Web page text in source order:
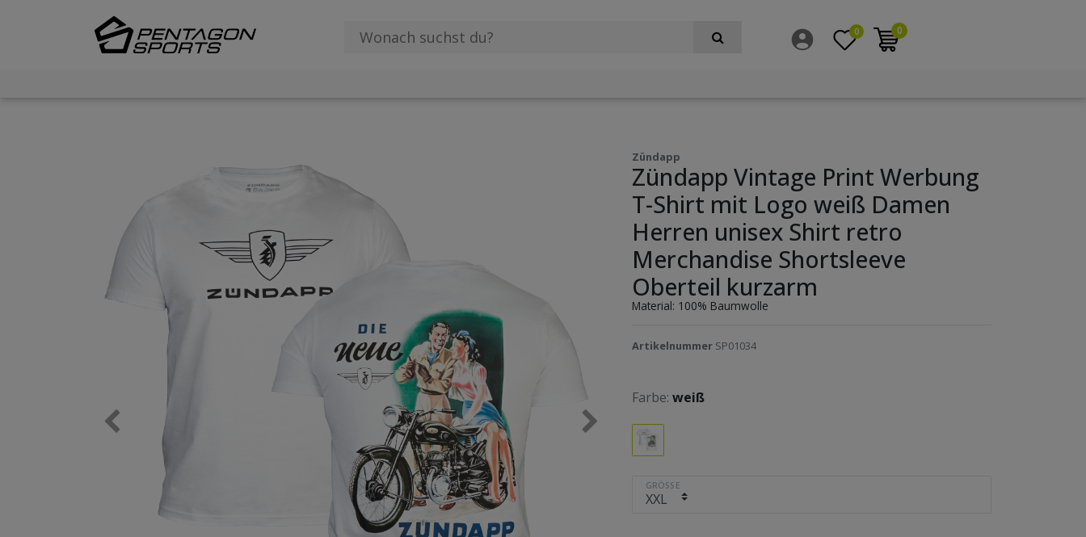
0 0
Zündapp
Zündapp Vintage Print Werbung
T-Shirt mit Logo weiß Damen
Herren unisex Shirt retro
Merchandise Shortsleeve
Oberteil kurzarm
Material: 100% Baumwolle
Artikelnummer SP01034
Farbe: weiß
GRÖSSE